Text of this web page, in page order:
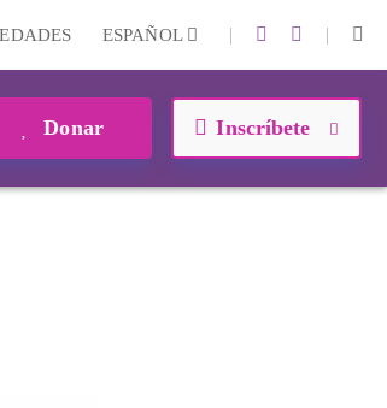
ESPAÑOL | |
Donar Inscríbete